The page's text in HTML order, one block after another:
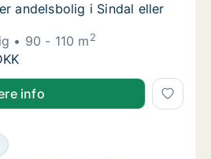
andelsbolig i Sindal eller Ålbæk
andelsbolig i Sindal eller
90 - 110 m2
andelsbolig i Sindal eller Ålbæk
i Sindal eller Ålbæk
info
andelsbolig i Århus C